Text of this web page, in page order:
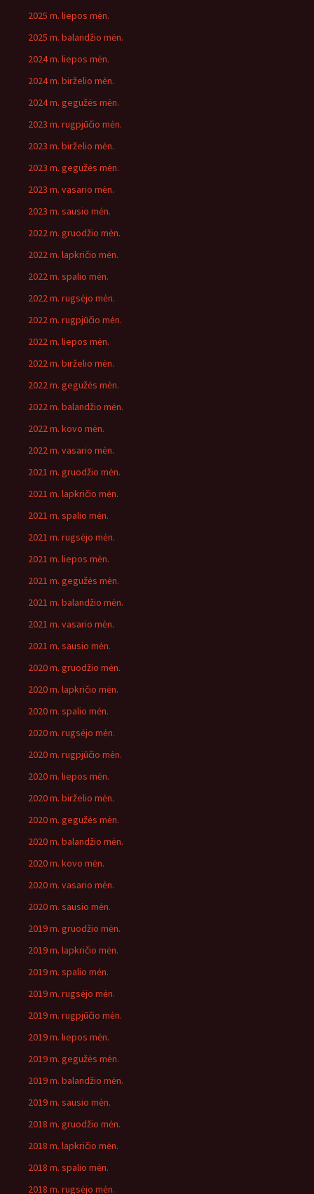
2025 m. liepos mėn.
2025 m. balandžio mėn.
2024 m. liepos mėn.
2024 m. birželio mėn.
2024 m. gegužės mėn.
2023 m. rugpjūčio mėn.
2023 m. birželio mėn.
2023 m. gegužės mėn.
2023 m. vasario mėn.
2023 m. sausio mėn.
2022 m. gruodžio mėn.
2022 m. lapkričio mėn.
2022 m. spalio mėn.
2022 m. rugsėjo mėn.
2022 m. rugpjūčio mėn.
2022 m. liepos mėn.
2022 m. birželio mėn.
2022 m. gegužės mėn.
2022 m. balandžio mėn.
2022 m. kovo mėn.
2022 m. vasario mėn.
2021 m. gruodžio mėn.
2021 m. lapkričio mėn.
2021 m. spalio mėn.
2021 m. rugsėjo mėn.
2021 m. liepos mėn.
2021 m. gegužės mėn.
2021 m. balandžio mėn.
2021 m. vasario mėn.
2021 m. sausio mėn.
2020 m. gruodžio mėn.
2020 m. lapkričio mėn.
2020 m. spalio mėn.
2020 m. rugsėjo mėn.
2020 m. rugpjūčio mėn.
2020 m. liepos mėn.
2020 m. birželio mėn.
2020 m. gegužės mėn.
2020 m. balandžio mėn.
2020 m. kovo mėn.
2020 m. vasario mėn.
2020 m. sausio mėn.
2019 m. gruodžio mėn.
2019 m. lapkričio mėn.
2019 m. spalio mėn.
2019 m. rugsėjo mėn.
2019 m. rugpjūčio mėn.
2019 m. liepos mėn.
2019 m. gegužės mėn.
2019 m. balandžio mėn.
2019 m. sausio mėn.
2018 m. gruodžio mėn.
2018 m. lapkričio mėn.
2018 m. spalio mėn.
2018 m. rugsėjo mėn.